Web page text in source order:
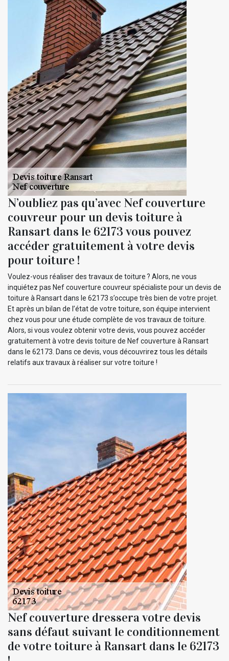
N’oubliez pas qu’avec Nef couverture
couvreur pour un devis toiture à
Ransart dans le 62173 vous pouvez
accéder gratuitement à votre devis
pour toiture !
Voulez-vous réaliser des travaux de toiture ? Alors, ne vous
inquiétez pas Nef couverture couvreur spécialiste pour un devis de
toiture à Ransart dans le 62173 s’occupe très bien de votre projet.
Et après un bilan de l’état de votre toiture, son équipe intervient
chez vous pour une étude complète de vos travaux de toiture.
Alors, si vous voulez obtenir votre devis, vous pouvez accéder
gratuitement à votre devis toiture de Nef couverture à Ransart
dans le 62173. Dans ce devis, vous découvrirez tous les détails
relatifs aux travaux à réaliser sur votre toiture !
Nef couverture dressera votre devis
sans défaut suivant le conditionnement
de votre toiture à Ransart dans le 62173